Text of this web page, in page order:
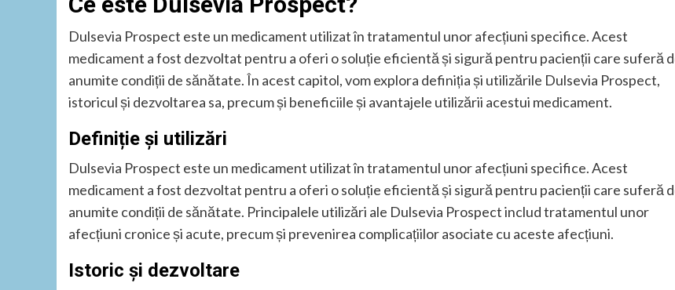
Dulsevia Prospect este un medicament utilizat în tratamentul unor afecțiuni specifice. Acest
medicament a fost dezvoltat pentru a oferi o soluție eficientă și sigură pentru pacienții care suferă
anumite condiții de sănătate. În acest capitol, vom explora definiția și utilizările Dulsevia Prospect,
istoricul și dezvoltarea sa, precum și beneficiile și avantajele utilizării acestui medicament.
Definiție și utilizări
Dulsevia Prospect este un medicament utilizat în tratamentul unor afecțiuni specifice. Acest
medicament a fost dezvoltat pentru a oferi o soluție eficientă și sigură pentru pacienții care suferă
anumite condiții de sănătate. Principalele utilizări ale Dulsevia Prospect includ tratamentul unor
afecțiuni cronice și acute, precum și prevenirea complicațiilor asociate cu aceste afecțiuni.
Istoric și dezvoltare